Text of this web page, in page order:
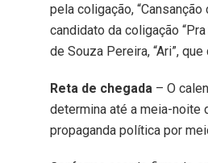
pela coligação,
candidato da coligação
de Souza Pereira, “Ari”,
Reta de chegada – O
determina até a meia-noite
propaganda política por